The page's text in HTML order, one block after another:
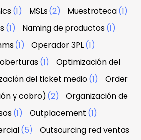
(1) MSLs(2) Muestroteca(1)
(1) Naming de productos(1)
(1) Operador 3PL(1)
(1)
Optimización del
del ticket medio(1)
Order
y cobro) (2)
Organización de
(1) Outplacement (1)
(5)
Outsourcing red ventas